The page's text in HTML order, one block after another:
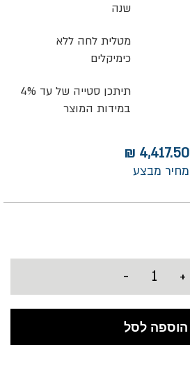
שנה
מטלית לחה ללא
כימיקלים
תיתכן סטייה של עד 4%
במידות המוצר
מחיר מבצע
4,417.50 ₪
+
-
הוספה לסל